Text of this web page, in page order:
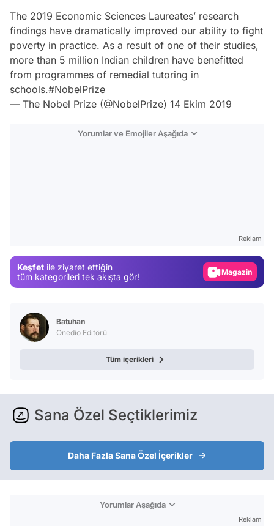
The 2019 Economic Sciences Laureates’ research
findings have dramatically improved our ability to fight
poverty in practice. As a result of one of their studies,
more than 5 million Indian children have benefitted
from programmes of remedial tutoring in
schools.#NobelPrize
— The Nobel Prize (@NobelPrize) 14 Ekim 2019
Yorumlar ve Emojiler Aşağıda
Reklam
Keşfet ile ziyaret ettiğin
tüm kategorileri tek akışta gör!
Magazin
Batuhan
Onedio Editörü
Tüm içerikleri
Sana Özel Seçtiklerimiz
Daha Fazla Sana Özel İçerikler
Yorumlar Aşağıda
Reklam